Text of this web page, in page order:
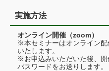
実施方法
オンライン開催（zoom）
※本セミナーはオンライン
いたします。
※お申込みいただいた後、
パスワードをお送りします。